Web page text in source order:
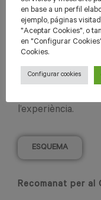
controlar la
preparats
maquillatge…).
Arribat el dia de
l’actuació de tots
l’experiència.
ESQUEMA
Recomanat per al
en base a un perfil
ejemplo, páginas
"Aceptar Cookies", o
en "Configurar
Cookies.
Configurar cookies